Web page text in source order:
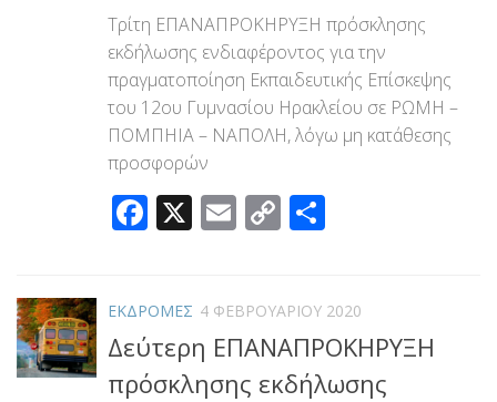
Τρίτη ΕΠΑΝΑΠΡΟΚΗΡΥΞΗ πρόσκλησης
εκδήλωσης ενδιαφέροντος για την
πραγματοποίηση Εκπαιδευτικής Επίσκεψης
του 12ου Γυμνασίου Ηρακλείου σε ΡΩΜΗ –
ΠΟΜΠΗΙΑ – ΝΑΠΟΛΗ, λόγω μη κατάθεσης
προσφορών
Facebook
X Email
Copy
ΕΚΔΡΟΜΕΣ 4 ΦΕΒΡΟΥΑΡΊΟΥ 2020
Δεύτερη ΕΠΑΝΑΠΡΟΚΗΡΥΞΗ
πρόσκλησης εκδήλωσης